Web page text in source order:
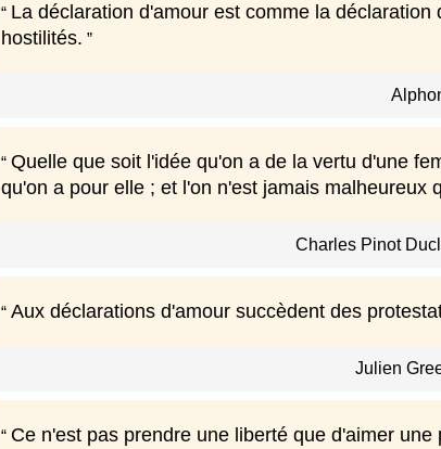
La déclaration d'amour est comme la
hostilités.
Quelle que soit l'idée qu'on a de la vertu d'une
qu'on a pour elle ; et l'on n'est jamais malheureux
Charles Pinot
Aux déclarations d'amour succèdent des
Julien
Ce n'est pas prendre une liberté que d'aimer